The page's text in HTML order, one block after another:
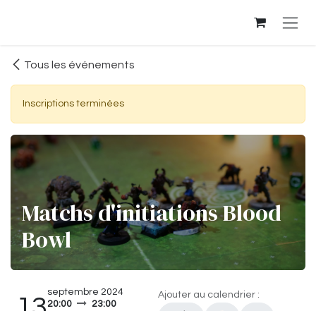
Tous les événements
Inscriptions terminées
Matchs d'initiations Blood
Bowl
septembre 2024
20:00
23:00
Ajouter au calendrier :